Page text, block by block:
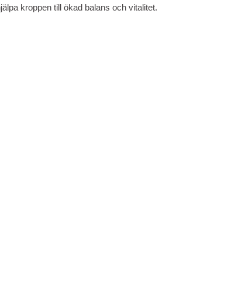
kroppen till ökad balans och vitalitet.